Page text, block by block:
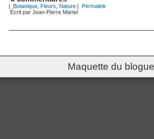
| Botanique Fleurs Nature | Permalink
Écrit par Jean-Pierre Martel
Maquette du